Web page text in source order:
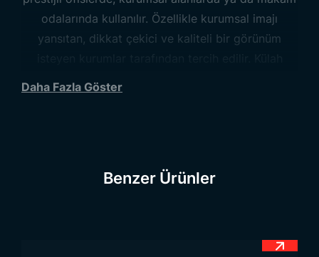
odalarında kullanılır. Özellikle kurumsal imajı
yansıtan, dikkat çekici ve kaliteli bir görünüm
sunar.
Makam Bayrağı Modelleri
Daha Fazla Göster
Benzer Ürünler